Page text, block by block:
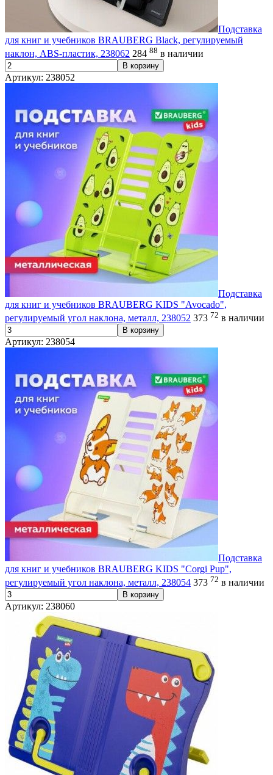
Подставка
для книг и учебников BRAUBERG Black, регулируемый
наклон, ABS-пластик, 238062 284 88 в наличии
В корзину
Артикул: 238052
Подставка
для книг и учебников BRAUBERG KIDS "Avocado",
регулируемый угол наклона, металл, 238052 373 72 в наличии
В корзину
Артикул: 238054
Подставка
для книг и учебников BRAUBERG KIDS "Corgi Pup",
регулируемый угол наклона, металл, 238054 373 72 в наличии
В корзину
Артикул: 238060